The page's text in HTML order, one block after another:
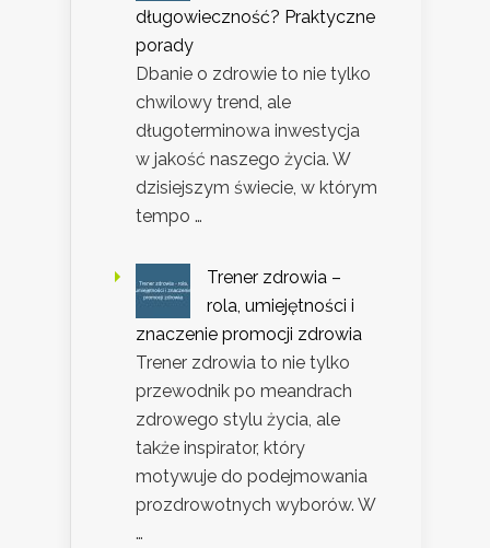
długowieczność? Praktyczne
porady
Dbanie o zdrowie to nie tylko
chwilowy trend, ale
długoterminowa inwestycja
w jakość naszego życia. W
dzisiejszym świecie, w którym
tempo …
Trener zdrowia –
rola, umiejętności i
znaczenie promocji zdrowia
Trener zdrowia to nie tylko
przewodnik po meandrach
zdrowego stylu życia, ale
także inspirator, który
motywuje do podejmowania
prozdrowotnych wyborów. W
…